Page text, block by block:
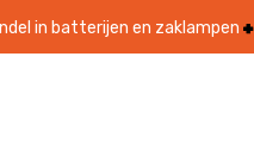
in batterijen en zaklampen